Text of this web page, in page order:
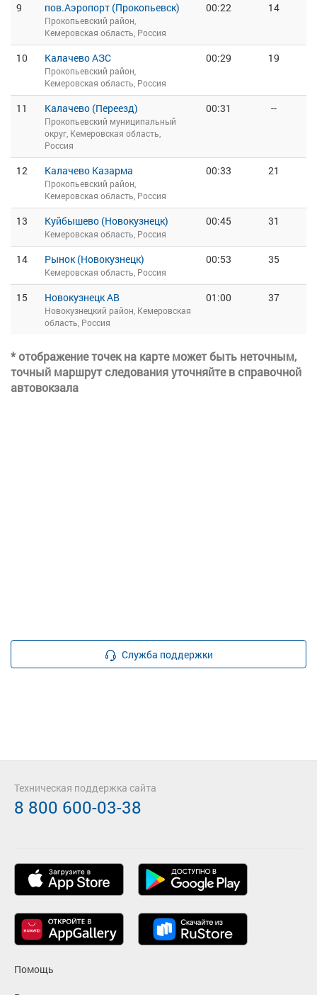
9 пов.Аэропорт (Прокопьевск)
Прокопьевский район,
Кемеровская область, Россия
00:22 14
10 Калачево АЗС
Прокопьевский район,
Кемеровская область, Россия
00:29 19
11 Калачево (Переезд)
Прокопьевский муниципальный
округ, Кемеровская область,
Россия
00:31 --
12 Калачево Казарма
Прокопьевский район,
Кемеровская область, Россия
00:33 21
13 Куйбышево (Новокузнецк)
Кемеровская область, Россия
00:45 31
14 Рынок (Новокузнецк)
Кемеровская область, Россия
00:53 35
15 Новокузнецк АВ
Новокузнецкий район, Кемеровская
область, Россия
01:00 37
* отображение точек на карте может быть неточным,
точный маршрут следования уточняйте в справочной
автовокзала
Служба поддержки
Помощь
Техническая поддержка сайта
8 800 600-03-38